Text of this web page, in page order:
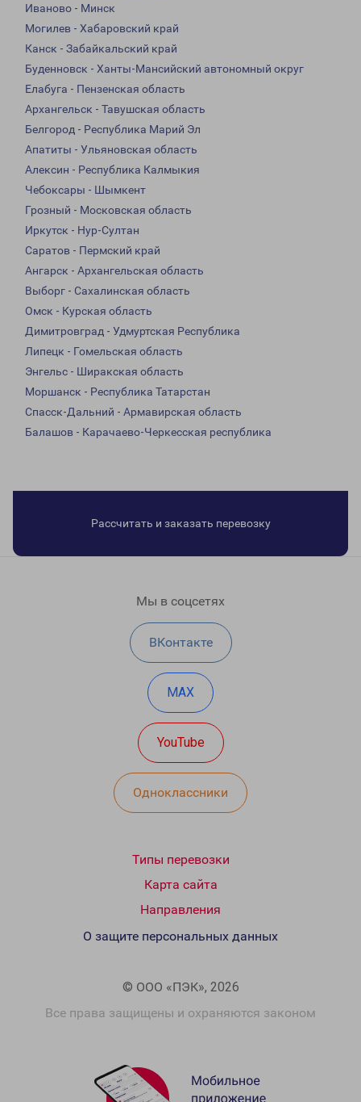
Иваново - Минск
Могилев - Хабаровский край
Канск - Забайкальский край
Буденновск - Ханты-Мансийский автономный округ
Елабуга - Пензенская область
Архангельск - Тавушская область
Белгород - Республика Марий Эл
Апатиты - Ульяновская область
Алексин - Республика Калмыкия
Чебоксары - Шымкент
Грозный - Московская область
Иркутск - Нур-Султан
Саратов - Пермский край
Ангарск - Архангельская область
Выборг - Сахалинская область
Омск - Курская область
Димитровград - Удмуртская Республика
Липецк - Гомельская область
Энгельс - Ширакская область
Моршанск - Республика Татарстан
Спасск-Дальний - Армавирская область
Балашов - Карачаево-Черкесская республика
Рассчитать и заказать перевозку
Мы в соцсетях
ВКонтакте
MAX
YouTube
Одноклассники
Типы перевозки
Карта сайта
Направления
© ООО «ПЭК», 2026
Все права защищены и охраняются законом
О защите персональных данных